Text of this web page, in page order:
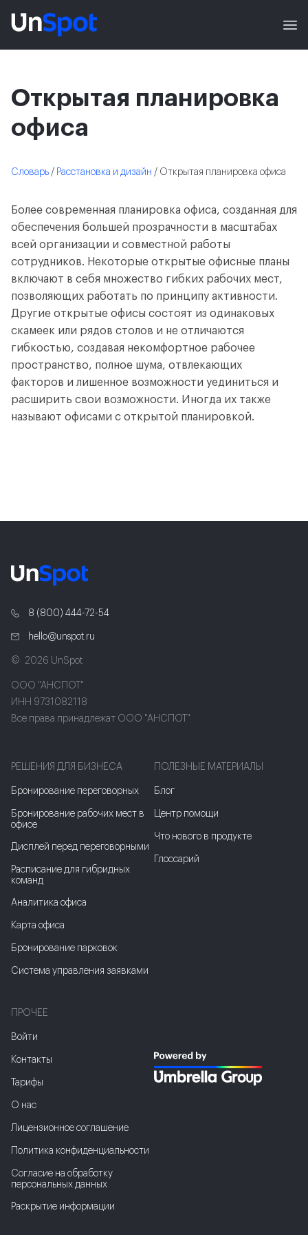
Открытая планировка
офиса
Словарь / Расстановка и дизайн / Открытая планировка офиса
Более современная планировка офиса, созданная для
обеспечения большей прозрачности в масштабах
всей организации и совместной работы
сотрудников. Некоторые открытые офисные планы
включают в себя множество гибких рабочих мест,
позволяющих работать по принципу активности.
Другие открытые офисы состоят из одинаковых
скамеек или рядов столов и не отличаются
гибкостью, создавая некомфортное рабочее
пространство, полное шума, отвлекающих
факторов и лишенное возможности уединиться и
расширить свои возможности. Иногда их также
называют офисами с открытой планировкой.
8 (800) 444-72-54
hello@unspot.ru
2026 UnSpot
ООО "АНСПОТ"
ИНН 9731082118
Все права принадлежат ООО "АНСПОТ"
РЕШЕНИЯ ДЛЯ БИЗНЕСА
Бронирование переговорных
Бронирование рабочих мест в
офисе
Дисплей перед переговорными
Расписание для гибридных
команд
Аналитика офиса
Карта офиса
Бронирование парковок
Система управления заявками
ПОЛЕЗНЫЕ МАТЕРИАЛЫ
Блог
Центр помощи
Что нового в продукте
Глоссарий
ПРОЧЕЕ
Войти
Контакты
Тарифы
О нас
Лицензионное соглашение
Политика конфиденциальности
Соглаcие на обработку
персональных данных
Раскрытие информации